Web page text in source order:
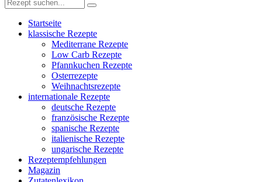
Startseite
klassische Rezepte
Mediterrane Rezepte
Low Carb Rezepte
Pfannkuchen Rezepte
Osterrezepte
Weihnachtsrezepte
internationale Rezepte
deutsche Rezepte
französische Rezepte
spanische Rezepte
italienische Rezepte
ungarische Rezepte
Rezeptempfehlungen
Magazin